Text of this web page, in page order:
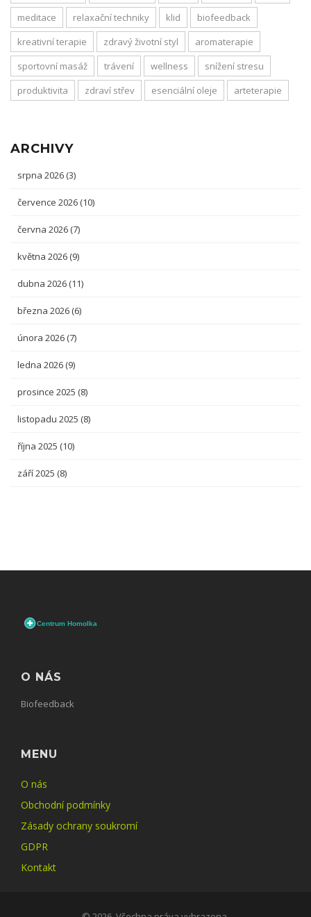
meditace
relaxační techniky klid
biofeedback
kreativní terapie
zdravý životní styl
aromaterapie
sportovní masáž
trávení wellness
snížení stresu
produktivita
zdraví střev esenciální oleje arteterapie
ARCHIVY
srpna 2026 (3)
července 2026 (10)
června 2026 (7)
května 2026 (9)
dubna 2026 (11)
března 2026 (6)
února 2026 (7)
ledna 2026 (9)
prosince 2025 (8)
listopadu 2025 (8)
října 2025 (10)
září 2025 (8)
O NÁS
Biofeedback
MENU
O nás
Obchodní podmínky
Zásady ochrany soukromí
GDPR
Kontakt